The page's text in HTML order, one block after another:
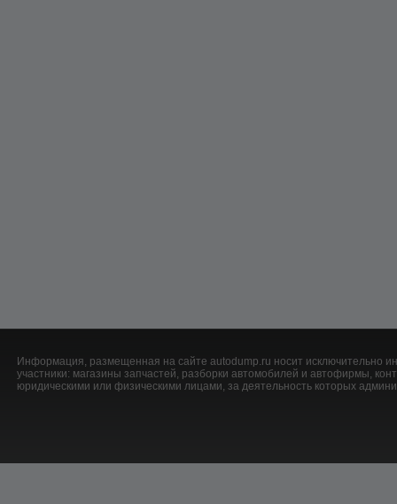
Информация, размещенная на сайте autodump.ru носит исключительно
участники: магазины запчастей, разборки автомобилей и автофирмы,
юридическими или физическими лицами, за деятельность которых